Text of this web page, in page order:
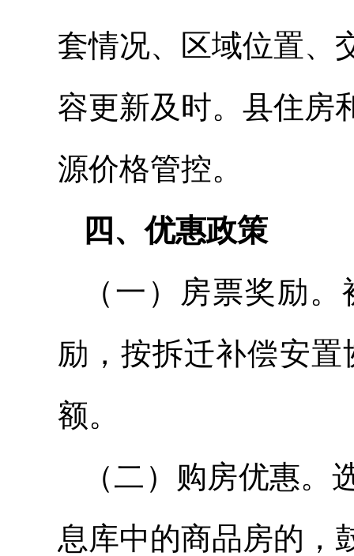
套情况、区域位置、
容更新及时。县住房
源价格管控。
四、优惠政策
（一）房票奖励
励，按拆迁补偿安
额。
（二）购房优惠
息库中的商品房的，